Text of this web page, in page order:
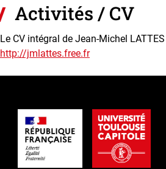
Activités / CV
Le CV intégral de Jean-Michel
http://jmlattes.free.fr